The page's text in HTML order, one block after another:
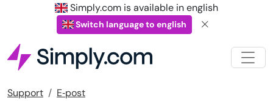
Simply.com is available in english
Switch language to english
Support
E‑post